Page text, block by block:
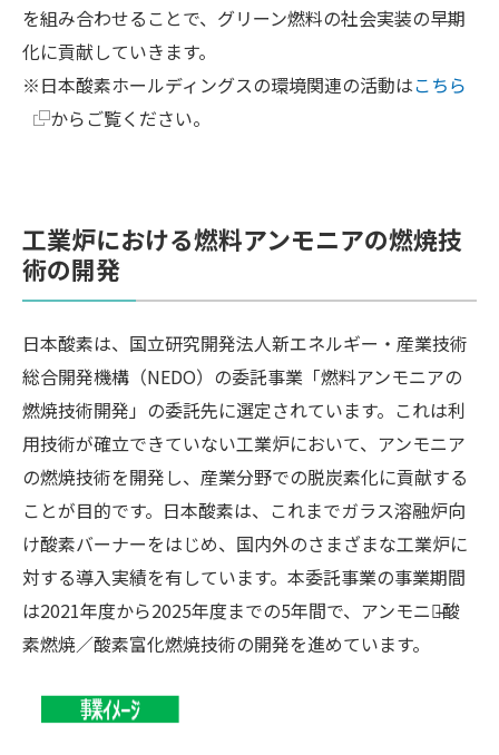
を組み合わせることで、グリーン燃料の社会実装の早期
化に貢献していきます。
※日本酸素ホールディングスの環境関連の活動はこちら
からご覧ください。
工業炉における燃料アンモニアの燃焼技
術の開発
日本酸素は、国立研究開発法人新エネルギー・産業技術
総合開発機構（NEDO）の委託事業「燃料アンモニアの
燃焼技術開発」の委託先に選定されています。これは利
用技術が確立できていない工業炉において、アンモニア
の燃焼技術を開発し、産業分野での脱炭素化に貢献する
ことが目的です。日本酸素は、これまでガラス溶融炉向
け酸素バーナーをはじめ、国内外のさまざまな工業炉に
対する導入実績を有しています。本委託事業の事業期間
は2021年度から2025年度までの5年間で、アンモニア̶酸
素燃焼／酸素富化燃焼技術の開発を進めています。